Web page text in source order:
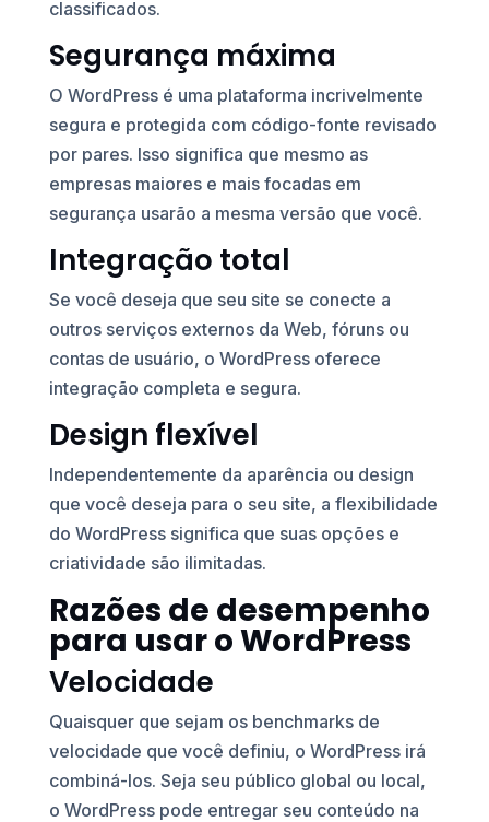
classificados.
Segurança máxima
O WordPress é uma plataforma incrivelmente
segura e protegida com código-fonte revisado
por pares. Isso significa que mesmo as
empresas maiores e mais focadas em
segurança usarão a mesma versão que você.
Integração total
Se você deseja que seu site se conecte a
outros serviços externos da Web, fóruns ou
contas de usuário, o WordPress oferece
integração completa e segura.
Design flexível
Independentemente da aparência ou design
que você deseja para o seu site, a flexibilidade
do WordPress significa que suas opções e
criatividade são ilimitadas.
Razões de desempenho
para usar o WordPress
Velocidade
Quaisquer que sejam os benchmarks de
velocidade que você definiu, o WordPress irá
combiná-los. Seja seu público global ou local,
o WordPress pode entregar seu conteúdo na